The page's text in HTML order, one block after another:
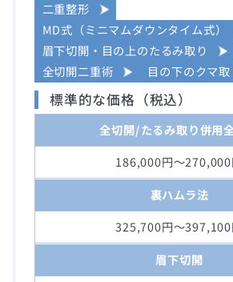
二重整形
MD式（ミニマムダウンタイム式）
眉下切開・目の上のたるみ取り
全切開二重術
目の下のクマ取
標準的な価格（税込）
全切開/たるみ取り併用
186,000円～
裏ハムラ法
325,700円～
眉下切開